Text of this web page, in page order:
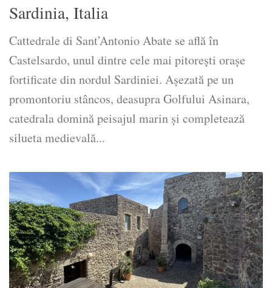
Sardinia, Italia
Cattedrale di Sant’Antonio Abate se află în
Castelsardo, unul dintre cele mai pitorești orașe
fortificate din nordul Sardiniei. Așezată pe un
promontoriu stâncos, deasupra Golfului Asinara,
catedrala domină peisajul marin și completează
silueta medievală...